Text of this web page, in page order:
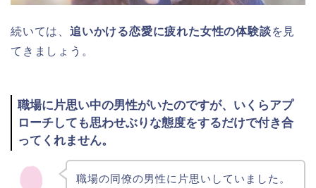
続いては、 追いかける恋愛に疲れた女性の体験談を見
てきましょう。
職場に片思い中の男性がいたのですが、いくらアプ
ローチしても思わせぶりな態度をするだけで付き合
ってくれません。
職場の同僚の男性に片思いしていました。